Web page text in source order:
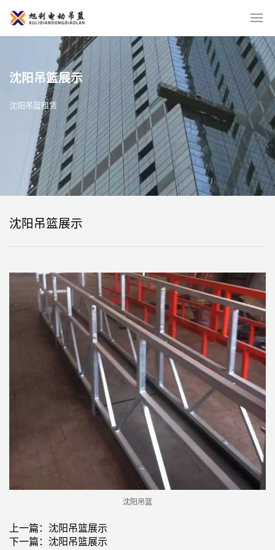
沈阳吊篮展示
沈阳吊篮租赁
沈阳吊篮展示
沈阳吊篮
上一篇： 沈阳吊篮展示
下一篇： 沈阳吊篮展示